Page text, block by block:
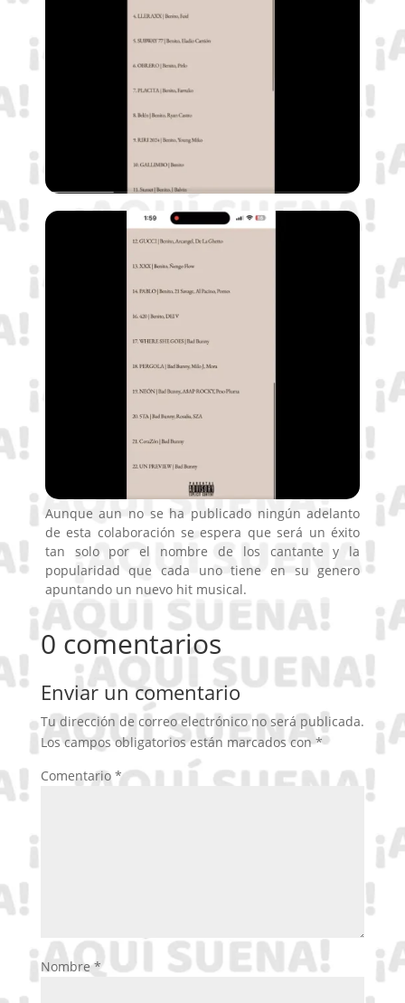
Aunque aun no se ha publicado ningún adelanto
de esta colaboración se espera que será un éxito
tan solo por el nombre de los cantante y la
popularidad que cada uno tiene en su genero
apuntando un nuevo hit musical.
0 comentarios
Enviar un comentario
Tu dirección de correo electrónico no será publicada.
Los campos obligatorios están marcados con*
Comentario *
Nombre*